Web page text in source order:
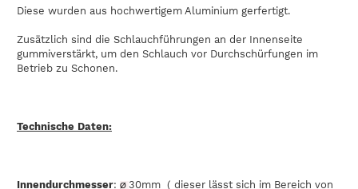
Diese wurden aus hochwertigem Aluminium gerfertigt.
Zusätzlich sind die Schlauchführungen an der Innenseite
gummiverstärkt, um den Schlauch vor Durchschürfungen im
Betrieb zu Schonen.
Technische Daten:
Innendurchmesser: Ø 30mm ( dieser lässt sich im Bereich von